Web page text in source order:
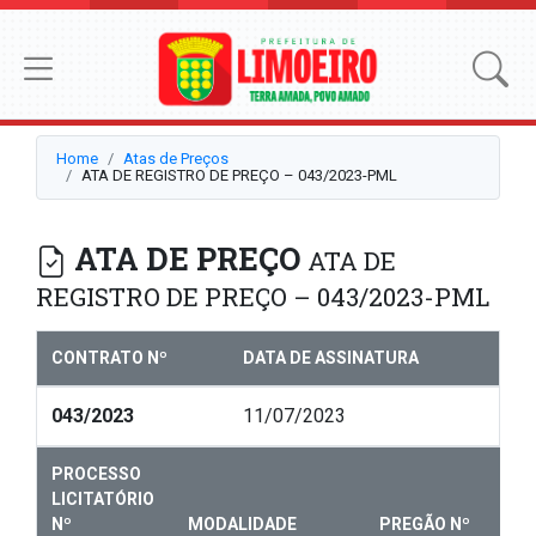
Home
Atas de Preços
ATA DE REGISTRO DE PREÇO – 043/2023-PML
ATA DE PREÇO ATA DE
REGISTRO DE PREÇO – 043/2023-PML
CONTRATO Nº DATA DE ASSINATURA
043/2023 11/07/2023
PROCESSO
LICITATÓRIO
Nº
MODALIDADE PREGÃO Nº